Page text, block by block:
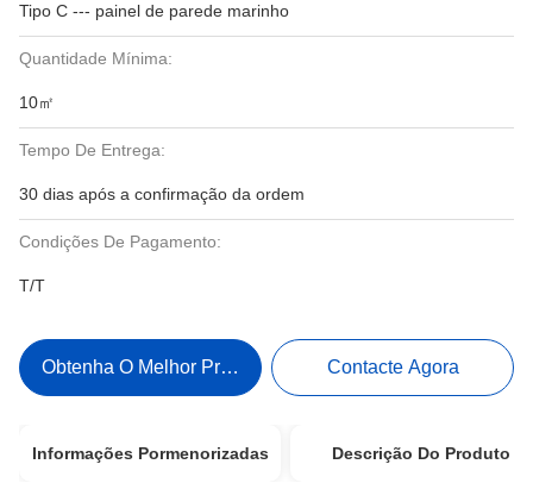
Tipo C --- painel de parede marinho
Quantidade Mínima:
10㎡
Tempo De Entrega:
30 dias após a confirmação da ordem
Condições De Pagamento:
T/T
Obtenha O Melhor Preço Contacte Agora
Informações Pormenorizadas Descrição Do Produto